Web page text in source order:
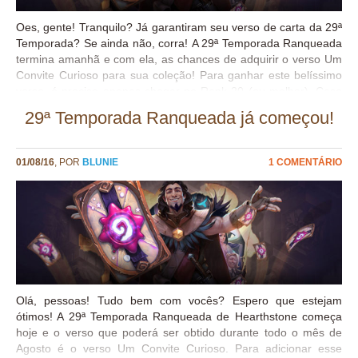
Oes, gente! Tranquilo? Já garantiram seu verso de carta da 29ª
Temporada? Se ainda não, corra! A 29ª Temporada Ranqueada
termina amanhã e com ela, as chances de adquirir o verso Um
Convite Curioso para sua coleção! Para ganhar este belíssimo
começam no Rank 25 e, até chegar ao Rank 20, nenhuma
montar um bom deck com sua classe predileta e jogar. E claro,
se precisarem de dicas, decks, e muito mais, só conferir aqui no
Cristal de Mana! Se você é iniciante pode conferir os Guias de
Decks Básicos. Ou se você é um jogador mais experiente, pode
conferir os balanços das temporadas para analisar qual a
melhor escolha no momento. Para os jogadores que
acumularam estrelas bônus o suficiente na temporada passada
para...
29ª Temporada Ranqueada já começou!
01/08/16 , POR BLUNIE 1 COMENTÁRIO
Olá, pessoas! Tudo bem com vocês? Espero que estejam
ótimos! A 29ª Temporada Ranqueada de Hearthstone começa
hoje e o verso que poderá ser obtido durante todo o mês de
Agosto é o verso Um Convite Curioso. Para adicionar esse